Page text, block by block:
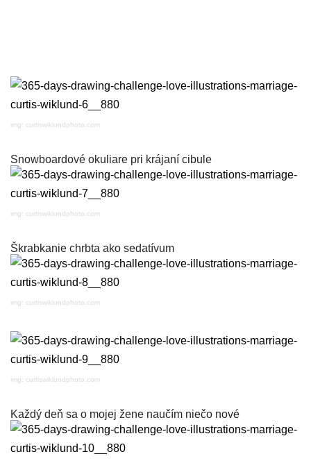
img: curtiswiklundphoto.com
Snowboardové okuliare pri krájaní cibule
img: curtiswiklundphoto.com
Škrabkanie chrbta ako sedatívum
img: curtiswiklundphoto.com
img: curtiswiklundphoto.com
Každý deň sa o mojej žene naučím niečo nové